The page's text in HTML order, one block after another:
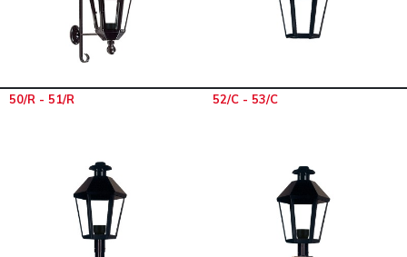
50/R - 51/R 52/C - 53/C